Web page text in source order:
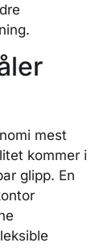
mest
kommer i
glipp. En